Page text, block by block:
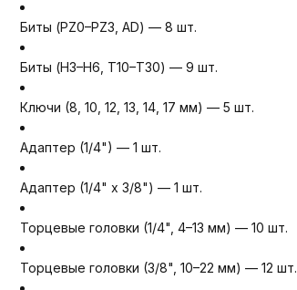
Биты (PZ0–PZ3, AD) — 8 шт.
Биты (H3–H6, T10–T30) — 9 шт.
Ключи (8, 10, 12, 13, 14, 17 мм) — 5 шт.
Адаптер (1/4") — 1 шт.
Адаптер (1/4" x 3/8") — 1 шт.
Торцевые головки (1/4", 4–13 мм) — 10 шт.
Торцевые головки (3/8", 10–22 мм) — 12 шт.